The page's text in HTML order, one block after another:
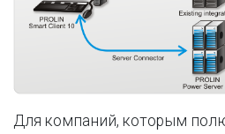
Для компаний, которым